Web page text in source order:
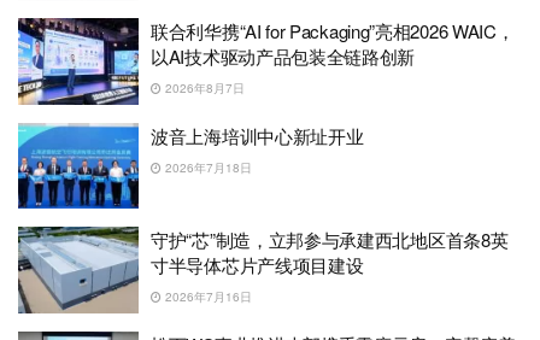
联合利华携“AI for Packaging”亮相2026 WAIC，
以AI技术驱动产品包装全链路创新
2026年8月7日
波音上海培训中心新址开业
2026年7月18日
守护“芯”制造，立邦参与承建西北地区首条8英
寸半导体芯片产线项目建设
2026年7月16日